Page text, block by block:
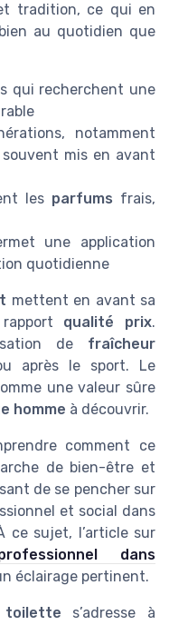
tradition, ce qui en
au quotidien que
qui recherchent une
notamment
souvent mis en avant
les parfums frais,
une application
quotidienne
mettent en avant sa
qualité prix.
de fraîcheur
après le sport. Le
une valeur sûre
homme à découvrir.
comment ce
de bien-être et
de se pencher sur
et social dans
ce sujet, l’article sur
dans
éclairage pertinent.
toilette s’adresse à